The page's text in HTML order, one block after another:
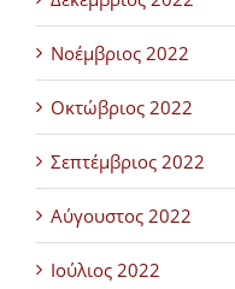
Νοέμβριος 2022
Οκτώβριος 2022
Σεπτέμβριος 2022
Αύγουστος 2022
Ιούλιος 2022